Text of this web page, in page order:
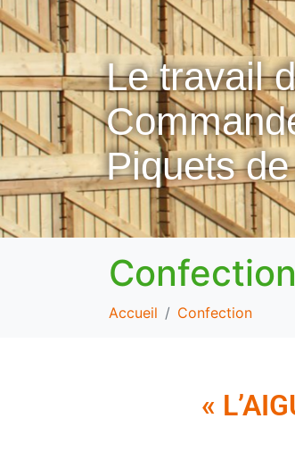
Le travail
Piquets
Confection
Accueil Confection
«